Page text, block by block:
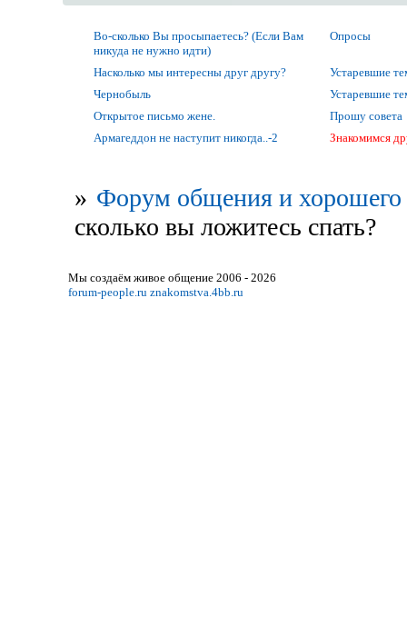
Во-сколько Вы просыпаетесь? (Если Вам
никуда не нужно идти)
Опросы
Насколько мы интересны друг другу?
Устаревшие
Чернобыль
Устаревшие
Открытое письмо жене.
Прошу совета
Армагеддон не наступит никогда..-2
Знакомимся
» Форум общения и хорошего
сколько вы ложитесь спать?
Мы создаём живое общение 2006 - 2026
forum-people.ru znakomstva.4bb.ru